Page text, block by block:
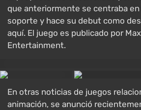
que anteriormente se centraba
soporte y hace su debut como
aquí. El juego es publicado por
Entertainment.
En otras noticias de juegos
animación, se anunció